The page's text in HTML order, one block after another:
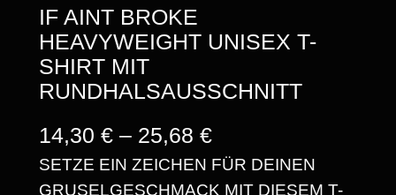
IF AINT BROKE
HEAVYWEIGHT UNISEX T-
SHIRT MIT
RUNDHALSAUSSCHNITT
14,30 € – 25,68 €P
R
SETZE EIN ZEICHEN FÜR DEINEN
GRUSELGESCHMACK MIT DIESEM T-